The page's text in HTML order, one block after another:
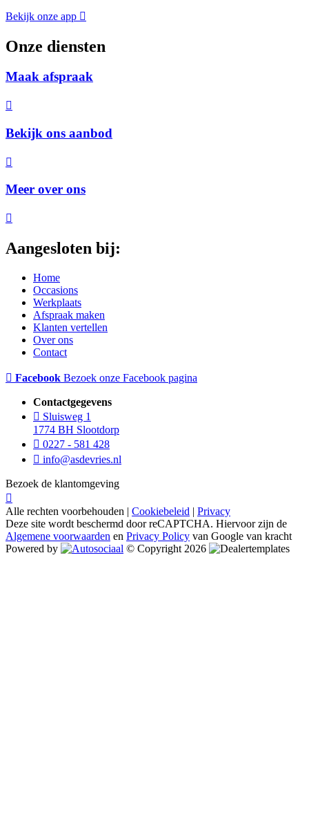
Bekijk onze app
Onze diensten
Maak afspraak
Bekijk ons aanbod
Meer over ons
Aangesloten bij:
Home
Occasions
Werkplaats
Afspraak maken
Klanten vertellen
Over ons
Contact
Facebook Bezoek onze Facebook pagina
Contactgegevens
Sluisweg 1
1774 BH Slootdorp
0227 - 581 428
info@asdevries.nl
Bezoek de klantomgeving
Alle rechten voorbehouden | Cookiebeleid | Privacy
Deze site wordt beschermd door reCAPTCHA. Hiervoor zijn de
Algemene voorwaarden en Privacy Policy van Google van kracht
Powered by
© Copyright 2026